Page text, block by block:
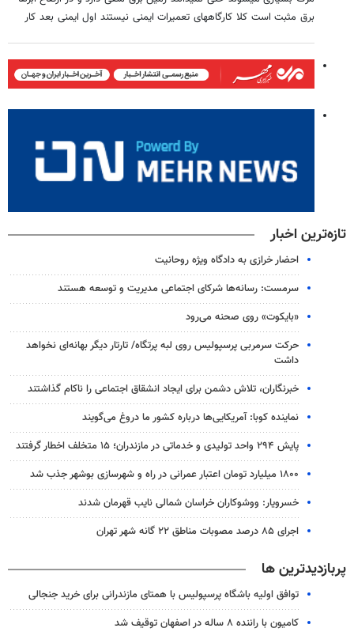
برق مثبت است کلا کارگاههای تعمیرات ایمنی نیستند اول ایمنی بعد کار
تازه‌ترین اخبار
احضار خرازی به دادگاه ویژه روحانیت
سرمست: رسانه‌ها شرکای اجتماعی مدیریت و توسعه هستند
«بایکوت» روی صحنه می‌رود
حرکت سرمربی پرسپولیس روی لبه پرتگاه/ تارتار دیگر بهانه‌ای نخواهد
داشت
خبرنگاران، تلاش دشمن برای ایجاد انشقاق اجتماعی را ناکام گذاشتند
نماینده کوبا: آمریکایی‌ها درباره کشور ما دروغ می‌گویند
پایش ۲۹۴ واحد تولیدی و خدماتی در مازندران؛ ۱۵ متخلف اخطار گرفتند
۱۸۰۰ میلیارد تومان اعتبار عمرانی در راه و شهرسازی بوشهر جذب شد
خسرویار: ووشوکاران خراسان شمالی نایب قهرمان شدند
اجرای ۸۵ درصد مصوبات مناطق ۲۲ گانه شهر تهران
پربازدیدترین ها
توافق اولیه باشگاه پرسپولیس با همتای مازندرانی برای خرید جنجالی
کامیون با راننده ۸ ساله در اصفهان توقیف شد